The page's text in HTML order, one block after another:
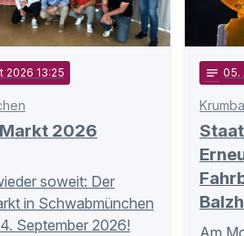
2026 13:25
2026
soweit: Der
in Schwabmünchen
September 2026!
notes 05.